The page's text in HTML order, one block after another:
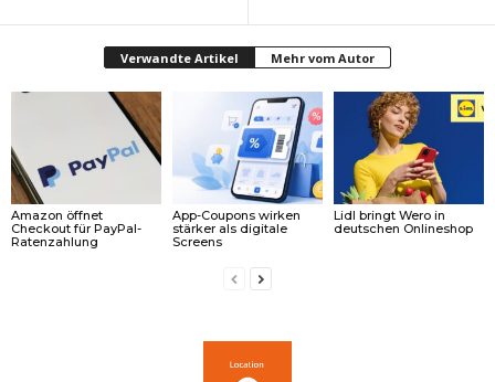
Verwandte Artikel Mehr vom Autor
Amazon öffnet
Checkout für PayPal-
Ratenzahlung
App-Coupons wirken
stärker als digitale
Screens
Lidl bringt Wero in
deutschen Onlineshop